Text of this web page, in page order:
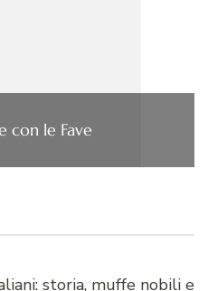
con le Fave
storia, muffe nobili e